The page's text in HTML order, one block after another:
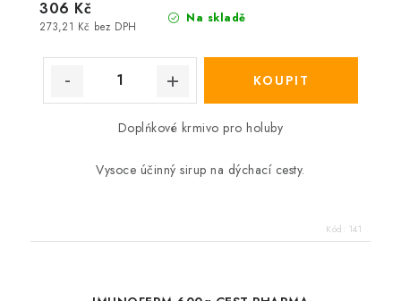
Na skladě
273,21 Kč bez DPH
306 Kč
Doplńkové krmivo pro holuby
Vysoce účinný sirup na dýchací cesty.
Kód: 141